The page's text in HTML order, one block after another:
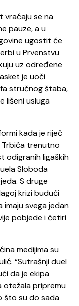
vraćaju se na
pauze, a u
ugostit će
u Prvenstvu
uz određene
je uoči
stručnog štaba,
lišeni usluga
kada je riječ
trenutno
odigranih ligaških
Sloboda
S druge
krizi budući
svega jedan
pobjede i četiri
medijima su
“Sutrašnji duel
da je ekipa
otežala pripremu
što su do sada